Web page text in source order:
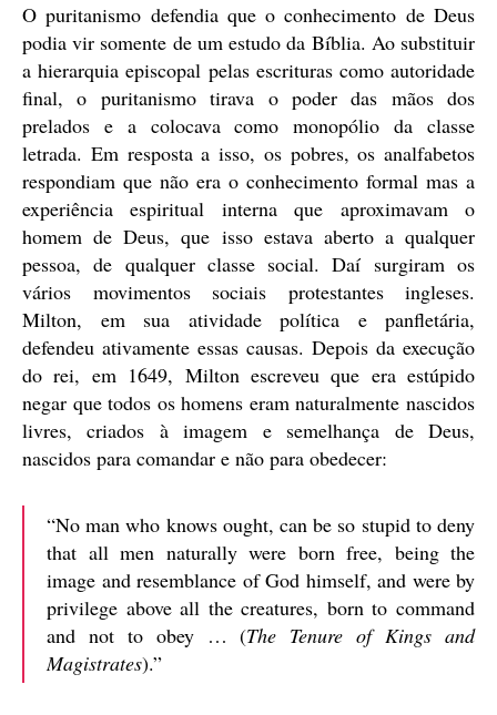
O puritanismo defendia que o conhecimento de Deus
podia vir somente de um estudo da Bíblia. Ao substituir
a hierarquia episcopal pelas escrituras como autoridade
final, o puritanismo tirava o poder das mãos dos
prelados e a colocava como monopólio da classe
letrada. Em resposta a isso, os pobres, os analfabetos
respondiam que não era o conhecimento formal mas a
experiência espiritual interna que aproximavam o
homem de Deus, que isso estava aberto a qualquer
pessoa, de qualquer classe social. Daí surgiram os
vários movimentos sociais protestantes ingleses.
Milton, em sua atividade política e panfletária,
defendeu ativamente essas causas. Depois da execução
do rei, em 1649, Milton escreveu que era estúpido
negar que todos os homens eram naturalmente nascidos
livres, criados à imagem e semelhança de Deus,
nascidos para comandar e não para obedecer:
“No man who knows ought, can be so stupid to deny
that all men naturally were born free, being the
image and resemblance of God himself, and were by
privilege above all the creatures, born to command
and not to obey … (The Tenure of Kings and
Magistrates).”